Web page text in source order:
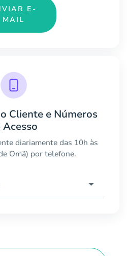
E-
MAIL
Cliente e Números
Acesso
diariamente das 10h às
Omã) por telefone.